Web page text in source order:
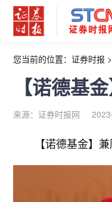
您当前的位置： 证券时报 >
【诺德基
来源：证券时报网
【诺德基金】